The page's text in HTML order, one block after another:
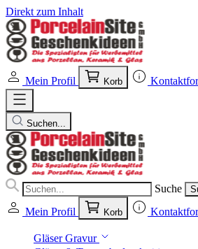
Direkt zum Inhalt
Mein Profil Korb
Suchen...
Suche
Mein Profil Korb
Gläser Gravur